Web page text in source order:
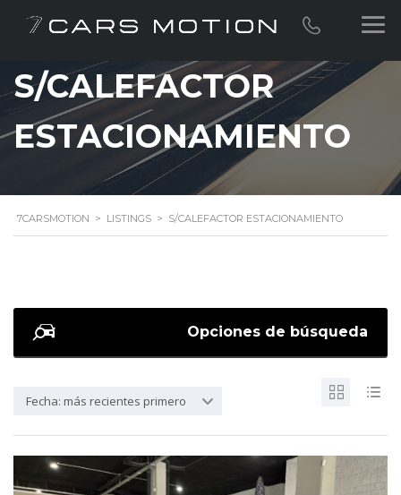
S/CALEFACTOR
ESTACIONAMIENTO
7CARSMOTION > LISTINGS > S/CALEFACTOR ESTACIONAMIENTO
Opciones de búsqueda
Fecha: más recientes primero